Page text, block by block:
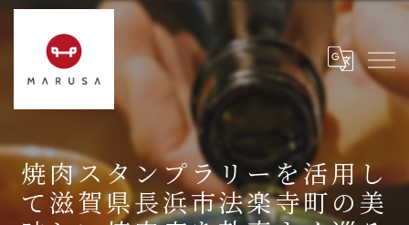
焼肉スタンプラリーを活用し
て滋賀県長浜市法楽寺町の美